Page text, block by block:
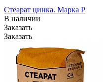
Стеарат цинка. Марка P
В наличии
Заказать
Заказать